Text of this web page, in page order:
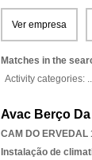
Ver empresa
Matches in the
Activity categories:
Avac Berço
CAM DO ERVEDAL
Instalação de